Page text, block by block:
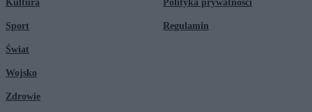
Kultura
Sport
Świat
Wojsko
Zdrowie
Polityka prywatności
Regulamin